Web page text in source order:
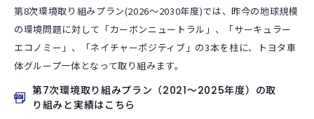
第8次環境取り組みプラン(2026～2030年度)では、昨今の地球規模
の環境問題に対して「カーボンニュートラル」、「サーキュラー
エコノミー」、「ネイチャーポジティブ」の3本を柱に、トヨタ車
体グループ一体となって取り組みます。
第7次環境取り組みプラン（2021～2025年度）の取
り組みと実績はこちら